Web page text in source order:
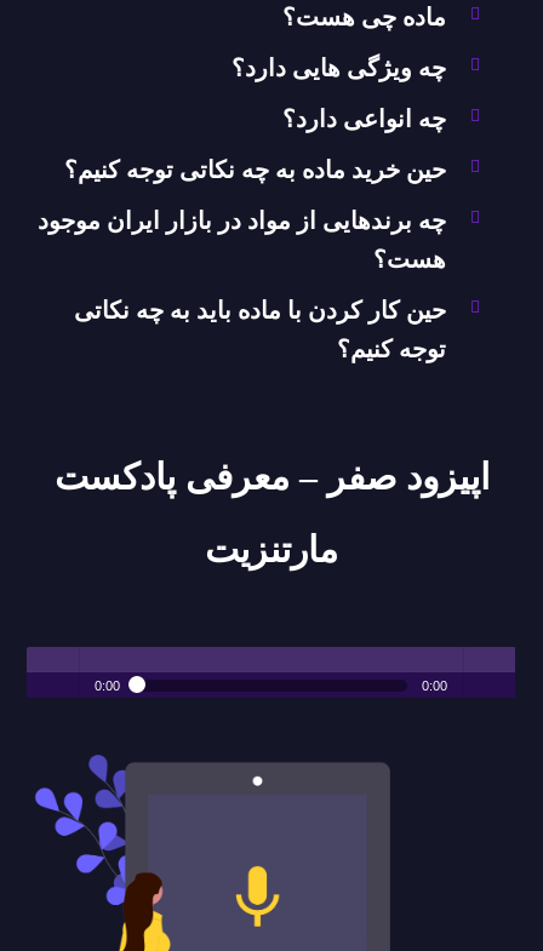
ماده چی هست؟
چه ویژگی هایی دارد؟
چه انواعی دارد؟
حین خرید ماده به چه نکاتی توجه کنیم؟
چه برندهایی از مواد در بازار ایران موجود
هست؟
حین کار کردن با ماده باید به چه نکاتی
توجه کنیم؟
اپیزود صفر – معرفی پادکست
مارتنزیت
0:00 0:00